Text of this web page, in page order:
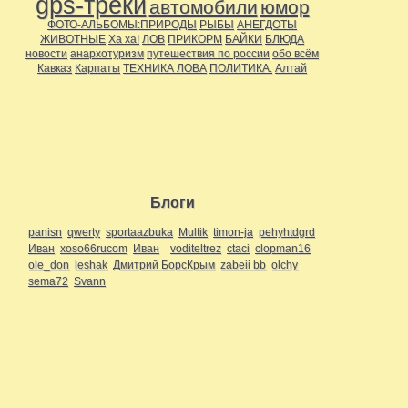
gps-треки автомобили юмор
ФОТО-АЛЬБОМЫ:ПРИРОДЫ РЫБЫ АНЕГДОТЫ
ЖИВОТНЫЕ Ха ха! ЛОВ ПРИКОРМ БАЙКИ БЛЮДА
новости анархотуризм путешествия по россии обо всём
Кавказ Карпаты ТЕХНИКА ЛОВА ПОЛИТИКА. Алтай
Блоги
panisn qwerty sportaazbuka Multik timon-ja pehyhtdgrd
Иван xoso66rucom Иван voditeltrez ctaci clopman16
ole_don leshak Дмитрий БорсКрым zabeii bb olchy
sema72 Svann